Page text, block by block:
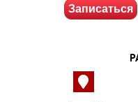
Записаться